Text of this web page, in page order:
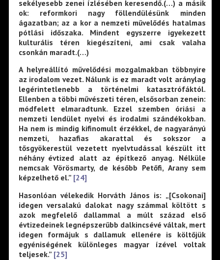
sekélyesebb zenei ízlésében keresendő.(…) a másik
ok: reformkori nagy föllendülésünk minden
ágazatban; az a kor a nemzeti művelődés hatalmas
pótlási időszaka. Mindent egyszerre igyekezett
kulturális téren kiegészíteni, ami csak valaha
csonkán maradt.(…)
A helyreállító művelődési mozgalmakban többnyire
az irodalom vezet. Nálunk is ez maradt volt aránylag
legérintetlenebb a történelmi katasztrófáktól.
Ellenben a többi művészeti téren, elsősorban zenein:
módfelett elmaradtunk. Ezzel szemben óriási a
nemzeti lendület nyelvi és irodalmi szándékokban.
Ha nem is mindig kifinomult érzékkel, de nagyarányú
nemzeti, hazafias akarattal és sokszor a
tősgyökerestül vezetett nyelvtudással készült itt
néhány évtized alatt az építkező anyag. Nélküle
nemcsak Vörösmarty, de később Petőfi, Arany sem
képzelhető el.” [24]
Hasonlóan vélekedik Horváth János is: „[Csokonai]
idegen versalakú dalokat nagy számmal költött s
azok megfelelő dallammal a múlt század első
évtizedeinek legnépszerűbb dalkincsévé váltak, mert
idegen formájuk s dallamuk ellenére is költőjük
egyéniségének különleges magyar ízével voltak
teljesek.” [25]